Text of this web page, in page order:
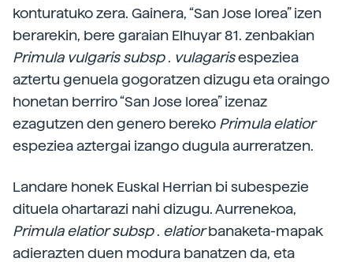
konturatuko zera. Gainera, “San Jose lorea” izen
berarekin, bere garaian Elhuyar 81. zenbakian
Primula vulgarissubsp. vulagarisespeziea
aztertu genuela gogoratzen dizugu eta oraingo
honetan berriro “San Jose lorea” izenaz
ezagutzen den genero bereko Primulaelatior
espeziea aztergai izango dugula aurreratzen.
Landare honek Euskal Herrian bi subespezie
dituela ohartarazi nahi dizugu. Aurrenekoa,
Primulaelatiorsubsp. elatiorbanaketa-mapak
adierazten duen modura banatzen da, eta